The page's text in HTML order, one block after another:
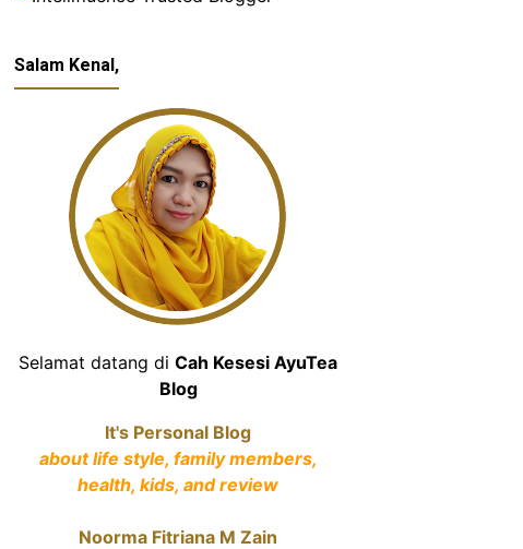
Salam Kenal,
Selamat datang di Cah Kesesi AyuTea
Blog
It's Personal Blog
about life style, family members,
health, kids, and review
Noorma Fitriana M Zain